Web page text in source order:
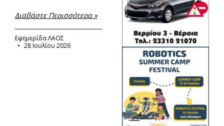
Διαβάστε Περισσότερα »
Εφημερίδα ΛΑΟΣ
28 Ιουλίου 2026